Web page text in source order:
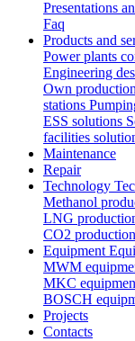
Presentations
Faq
Products and
Power plants
Engineering
Own
stations
ESS solutions
facilities
Maintenance
Repair
Technology
Methanol
LNG
СО2 production
Equipment
MWM
MKC
BOSCH
Projects
Contacts